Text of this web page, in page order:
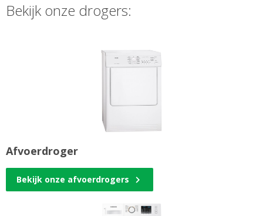
Bekijk onze drogers:
Afvoerdroger
Bekijk onze afvoerdrogers